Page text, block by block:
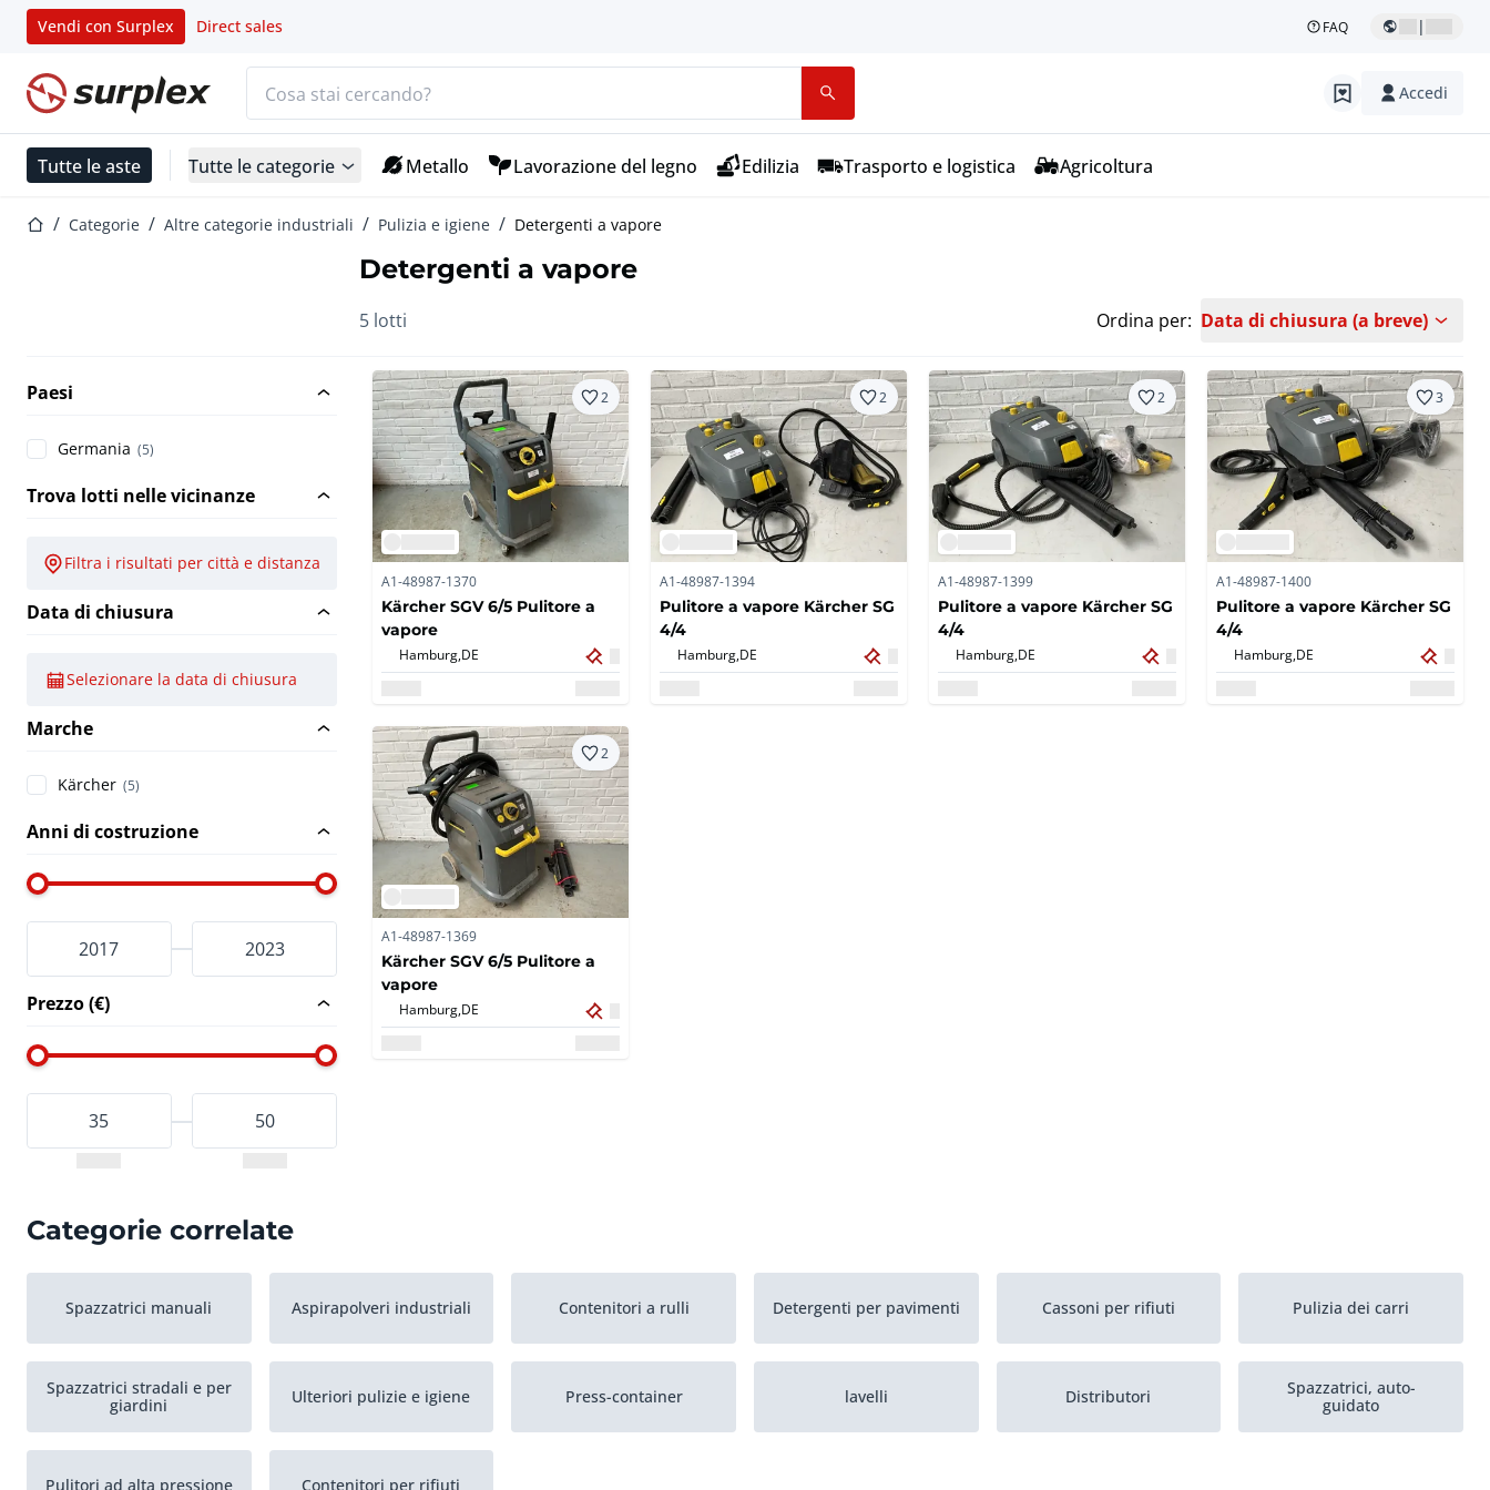
Vendi con Surplex Direct sales FAQ |
Home Accedi
Tutte le aste Tutte le categorie Metallo Lavorazione del legno Edilizia Trasporto e logistica Agricoltura
Home Categorie Altre categorie industriali Pulizia e igiene Detergenti a vapore
Detergenti a vapore
5 lotti Ordina per: Data di chiusura (a breve)
Paesi
Germania (5)
Trova lotti nelle vicinanze
Filtra i risultati per città e distanza
Data di chiusura
Selezionare la data di chiusura
Marche
Kärcher (5)
Anni di costruzione
Prezzo (€)
2
A1-48987-1370
Kärcher SGV 6/5 Pulitore a
vapore
Hamburg, DE
2
A1-48987-1394
Pulitore a vapore Kärcher SG
4/4
Hamburg, DE
2
A1-48987-1399
Pulitore a vapore Kärcher SG
4/4
Hamburg, DE
3
A1-48987-1400
Pulitore a vapore Kärcher SG
4/4
Hamburg, DE
2
A1-48987-1369
Kärcher SGV 6/5 Pulitore a
vapore
Hamburg, DE
Categorie correlate
Spazzatrici manuali Aspirapolveri industriali Contenitori a rulli Detergenti per pavimenti Cassoni per rifiuti Pulizia dei carri
Spazzatrici stradali e per
giardini
Ulteriori pulizie e igiene Press-container lavelli Distributori
Spazzatrici, auto-
guidato
Pulitori ad alta pressione Contenitori per rifiuti